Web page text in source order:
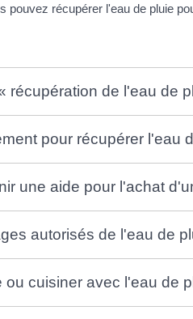
pouvez récupérer l'eau de pluie
récupération de l'eau de
pour récupérer l'eau
une aide pour l'achat
autorisés de l'eau de
ou cuisiner avec l'eau de